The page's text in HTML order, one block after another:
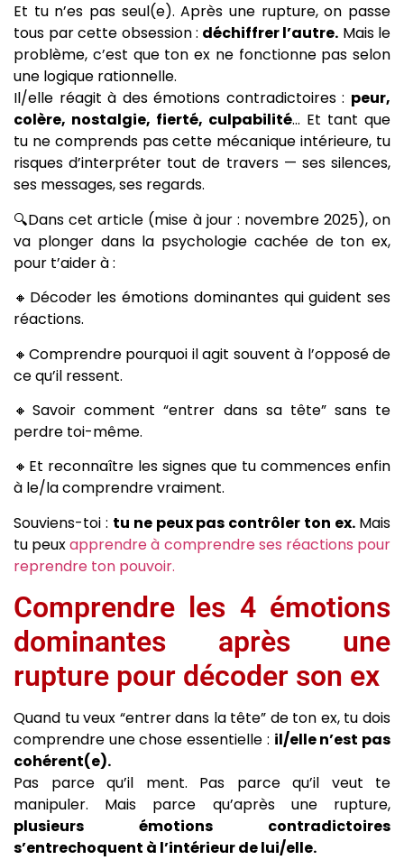
Et tu n’es pas seul(e). Après une rupture, on passe
tous par cette obsession : déchiffrer l’autre. Mais le
problème, c’est que ton ex ne fonctionne pas selon
une logique rationnelle.
Il/elle réagit à des émotions contradictoires : peur,
colère, nostalgie, fierté, culpabilité… Et tant que
tu ne comprends pas cette mécanique intérieure, tu
risques d’interpréter tout de travers — ses silences,
ses messages, ses regards.
🔍Dans cet article (mise à jour : novembre 2025), on
va plonger dans la psychologie cachée de ton ex,
pour t’aider à :
🔸Décoder les émotions dominantes qui guident ses
réactions.
🔸Comprendre pourquoi il agit souvent à l’opposé de
ce qu’il ressent.
🔸Savoir comment “entrer dans sa tête” sans te
perdre toi-même.
🔸Et reconnaître les signes que tu commences enfin
à le/la comprendre vraiment.
Souviens-toi : tu ne peux pas contrôler ton ex. Mais
tu peuxapprendre à comprendre ses réactions pour
reprendre ton pouvoir.
Comprendre les 4 émotions
dominantes après une
rupture pour décoder son ex
Quand tu veux “entrer dans la tête” de ton ex, tu dois
comprendre une chose essentielle : il/elle n’est pas
cohérent(e).
Pas parce qu’il ment. Pas parce qu’il veut te
manipuler. Mais parce qu’après une rupture,
plusieurs émotions contradictoires
s’entrechoquent à l’intérieur de lui/elle.